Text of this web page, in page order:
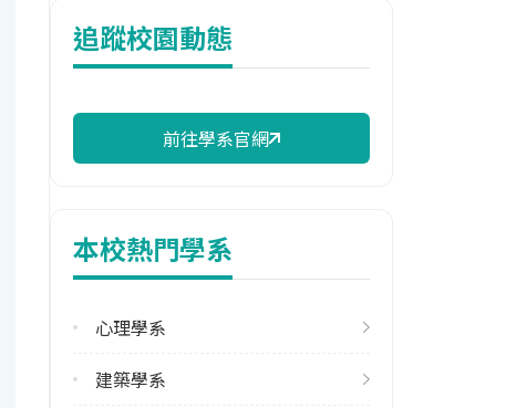
114年雜費
7,380 元/學期
114年註冊率
2
113學年度上學期
113學年度下學期
追蹤校園動態
前往學系官網
本校熱門學系
心理學系
建築學系